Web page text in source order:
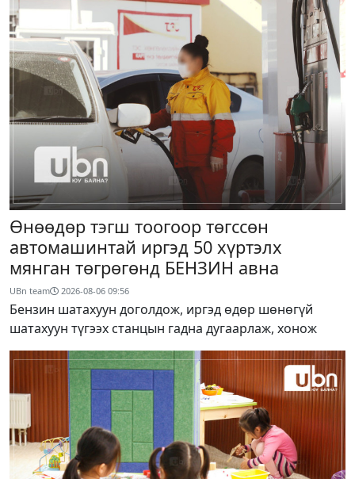
Өнөөдөр тэгш тоогоор төгссөн
автомашинтай иргэд 50 хүртэлх
мянган төгрөгөнд БЕНЗИН авна
UBn team 2026-08-06 09:56
Бензин шатахуун доголдож, иргэд өдөр шөнөгүй
шатахуун түгээх станцын гадна дугаарлаж, хонож